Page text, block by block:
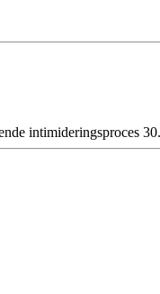
intimideringsproces